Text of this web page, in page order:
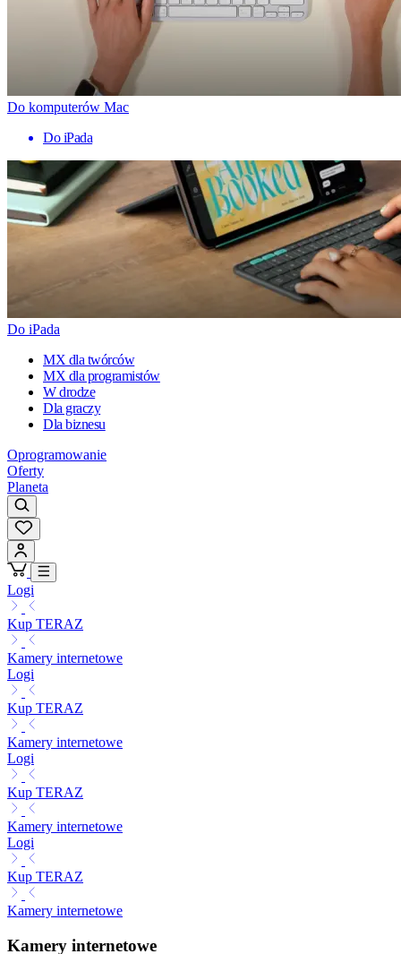
Do komputerów Mac
Do iPada
Do iPada
MX dla twórców
MX dla programistów
W drodze
Dla graczy
Dla biznesu
Oprogramowanie
Oferty
Planeta
Logi
Kup TERAZ
Kamery internetowe
Logi
Kup TERAZ
Kamery internetowe
Logi
Kup TERAZ
Kamery internetowe
Logi
Kup TERAZ
Kamery internetowe
Kamery internetowe